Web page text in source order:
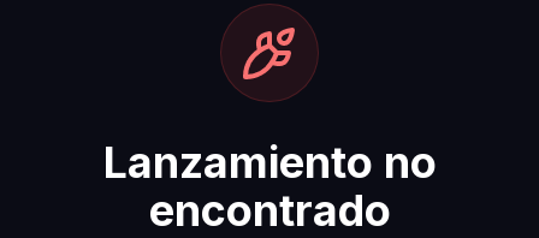
Lanzamiento no
encontrado